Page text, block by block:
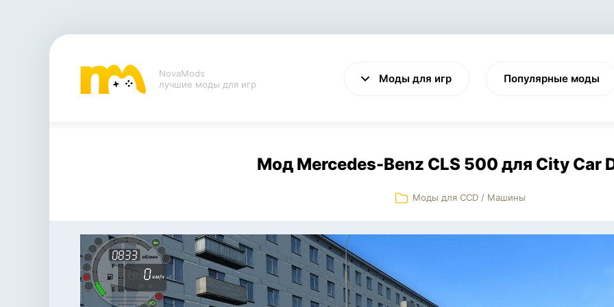
NovaMods
лучшие моды для игр
Моды для игр
VALHEIM CYBERPUNK 2077
Популярные моды
Мод Mercedes-Benz CLS 500 для City Car
Моды для CCD / Машины